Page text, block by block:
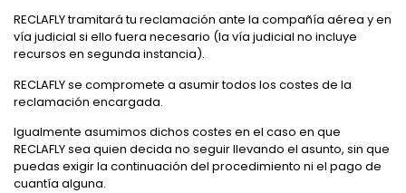
RECLAFLY tramitará tu reclamación ante la compañía aérea y en
vía judicial si ello fuera necesario (la vía judicial no incluye
recursos en segunda instancia).
RECLAFLY se compromete a asumir todos los costes de la
reclamación encargada.
Igualmente asumimos dichos costes en el caso en que
RECLAFLY sea quien decida no seguir llevando el asunto, sin que
puedas exigir la continuación del procedimiento ni el pago de
cuantía alguna.